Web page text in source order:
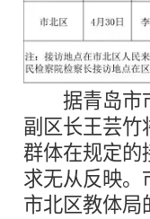
据青岛市市
副区长王芸竹
群体在规定的
求无从反映。
市北区教体局